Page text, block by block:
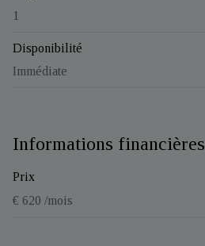
1
Disponibilité
Immédiate
Informations financières
Prix
€ 620 /mois